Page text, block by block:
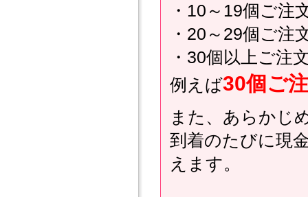
・10～19個ご注
・20～29個ご注
・30個以上ご注
例えば30個ご
また、あらかじ
到着のたびに現
えます。